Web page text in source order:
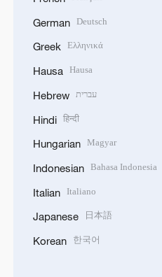
German Deutsch
Greek Ελληνικά
Hausa Hausa
Hebrew עברית
Hindi हिन्दी
Hungarian Magyar
Indonesian Bahasa Indonesia
Italian Italiano
Japanese 日本語
Korean 한국어